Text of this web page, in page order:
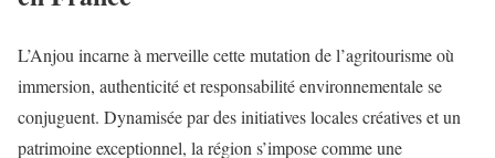
L’Anjou incarne à merveille cette mutation de l’agritourisme où
immersion, authenticité et responsabilité environnementale se
conjuguent. Dynamisée par des initiatives locales créatives et un
patrimoine exceptionnel, la région s’impose comme une